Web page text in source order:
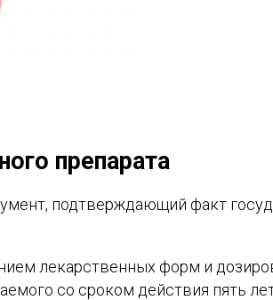
препарата
подтверждающий факт
лекарственных форм и
со сроком действия пять